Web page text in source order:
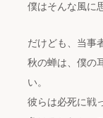
僕はそんな風に
だけども、当事
秋の蝉は、僕の
い。
彼らは必死に戦